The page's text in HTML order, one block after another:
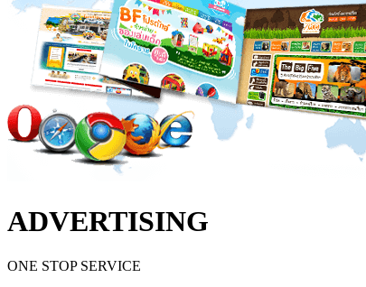
ADVERTISING
ONE STOP SERVICE